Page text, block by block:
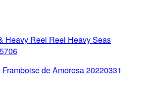
Heavy Reel Reel Heavy Seas